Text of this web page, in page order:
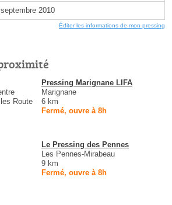
2010
Éditer les informations de mon pressing
Route
Pressing Marignane LIFA
Marignane
6 km
Fermé, ouvre à 8h
Le Pressing des Pennes
Les Pennes-Mirabeau
9 km
Fermé, ouvre à 8h